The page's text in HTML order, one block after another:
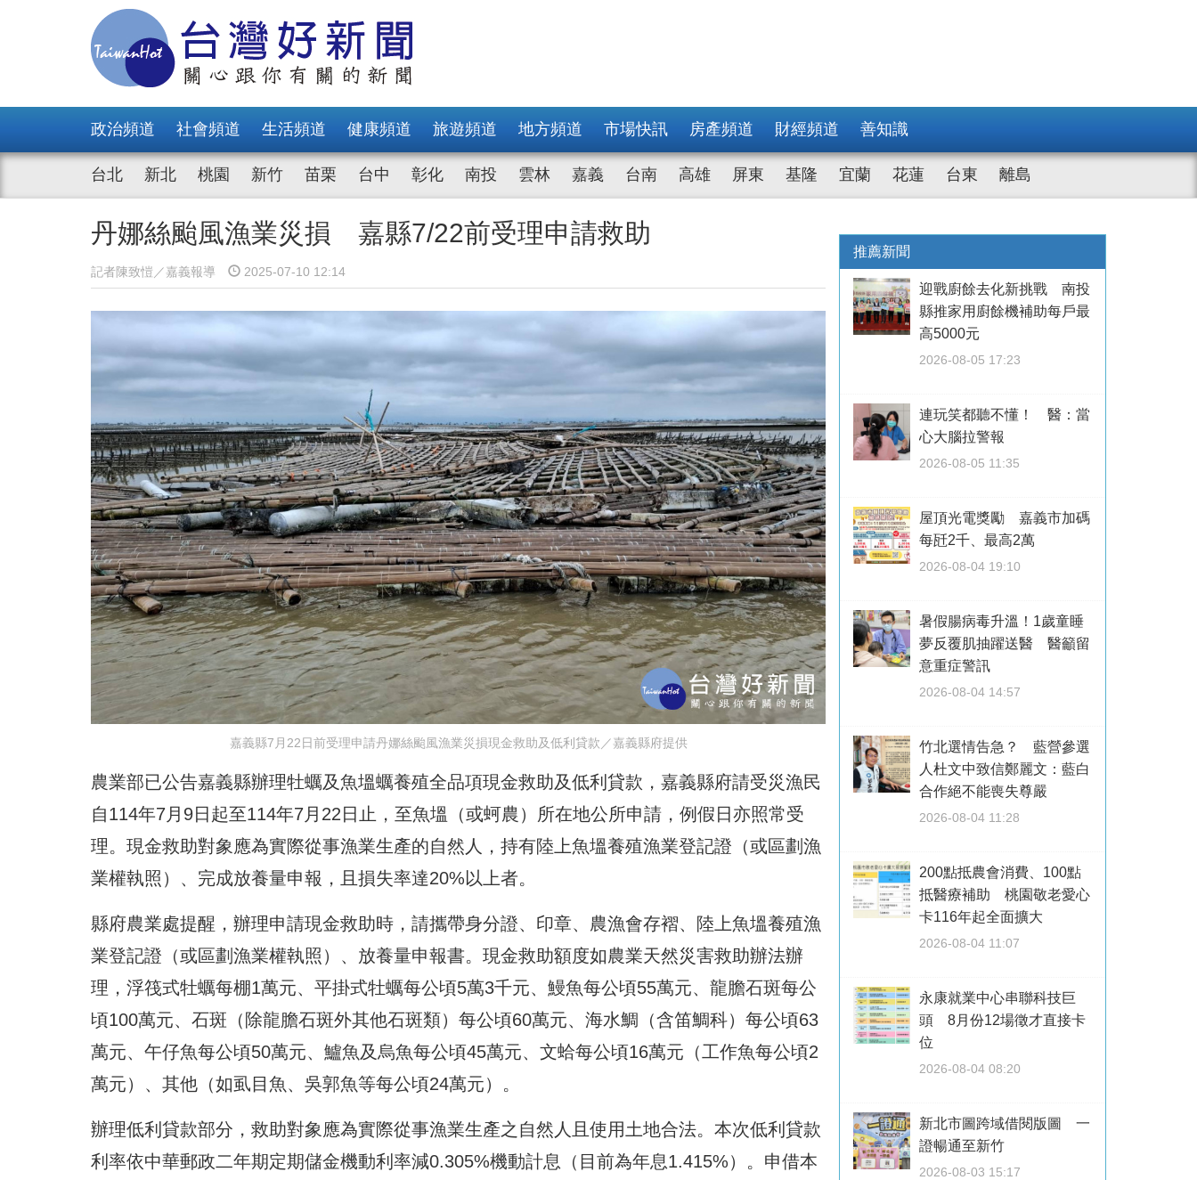
政治頻道 社會頻道 生活頻道 健康頻道 旅遊頻道 地方頻道 市場快訊 房產頻道 財經頻道 善知識
台北 新北 桃園 新竹 苗栗 台中 彰化 南投 雲林 嘉義 台南 高雄 屏東 基隆 宜蘭 花蓮 台東 離島
丹娜絲颱風漁業災損 嘉縣7/22前受理申請救助
記者陳致愷／嘉義報導 2025-07-10 12:14
嘉義縣7月22日前受理申請丹娜絲颱風漁業災損現金救助及低利貸款／嘉義縣府提供
農業部已公告嘉義縣辦理牡蠣及魚塭蠣養殖全品項現金救助及低利貸款，嘉義縣府請受災漁民
自114年7月9日起至114年7月22日止，至魚塭（或蚵農）所在地公所申請，例假日亦照常受
理。現金救助對象應為實際從事漁業生產的自然人，持有陸上魚塭養殖漁業登記證（或區劃漁
業權執照）、完成放養量申報，且損失率達20%以上者。
縣府農業處提醒，辦理申請現金救助時，請攜帶身分證、印章、農漁會存褶、陸上魚塭養殖漁
業登記證（或區劃漁業權執照）、放養量申報書。現金救助額度如農業天然災害救助辦法辦
理，浮筏式牡蠣每棚1萬元、平掛式牡蠣每公頃5萬3千元、鰻魚每公頃55萬元、龍膽石斑每公
頃100萬元、石斑（除龍膽石斑外其他石斑類）每公頃60萬元、海水鯛（含笛鯛科）每公頃63
萬元、午仔魚每公頃50萬元、鱸魚及烏魚每公頃45萬元、文蛤每公頃16萬元（工作魚每公頃2
萬元）、其他（如虱目魚、吳郭魚等每公頃24萬元）。
辦理低利貸款部分，救助對象應為實際從事漁業生產之自然人且使用土地合法。本次低利貸款
利率依中華郵政二年期定期儲金機動利率減0.305%機動計息（目前為年息1.415%）。申借本
推薦新聞
迎戰廚餘去化新挑戰 南投
縣推家用廚餘機補助每戶最
高5000元
2026-08-05 17:23
連玩笑都聽不懂！ 醫：當
心大腦拉警報
2026-08-05 11:35
屋頂光電獎勵 嘉義市加碼
每瓩2千、最高2萬
2026-08-04 19:10
暑假腸病毒升溫！1歲童睡
夢反覆肌抽躍送醫 醫籲留
意重症警訊
2026-08-04 14:57
竹北選情告急？ 藍營參選
人杜文中致信鄭麗文：藍白
合作絕不能喪失尊嚴
2026-08-04 11:28
200點抵農會消費、100點
抵醫療補助 桃園敬老愛心
卡116年起全面擴大
2026-08-04 11:07
永康就業中心串聯科技巨
頭 8月份12場徵才直接卡
位
2026-08-04 08:20
新北市圖跨域借閱版圖 一
證暢通至新竹
2026-08-03 15:17